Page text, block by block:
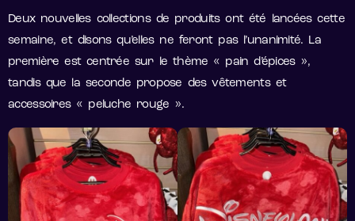
Deux nouvelles collections de produits ont été lancées cette
semaine, et disons qu’elles ne feront pas l’unanimité. La
première est centrée sur le thème « pain d’épices »,
tandis que la seconde propose des vêtements et
accessoires « peluche rouge ».